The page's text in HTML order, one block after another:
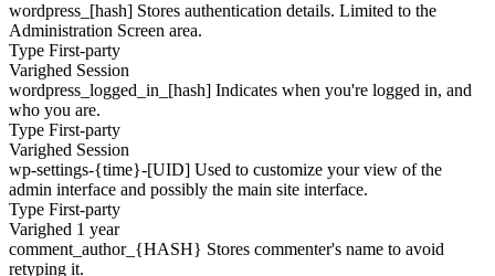
wordpress_[hash] Stores authentication details. Limited to the
Administration Screen area.
Type First-party
Varighed Session
wordpress_logged_in_[hash] Indicates when you're logged in, and
who you are.
Type First-party
Varighed Session
wp-settings-{time}-[UID] Used to customize your view of the
admin interface and possibly the main site interface.
Type First-party
Varighed 1 year
comment_author_{HASH} Stores commenter's name to avoid
retyping it.